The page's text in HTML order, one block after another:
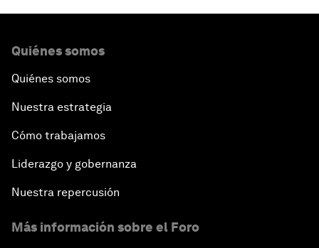
Quiénes somos
Quiénes somos
Nuestra estrategia
Cómo trabajamos
Liderazgo y gobernanza
Nuestra repercusión
Más información sobre el Foro